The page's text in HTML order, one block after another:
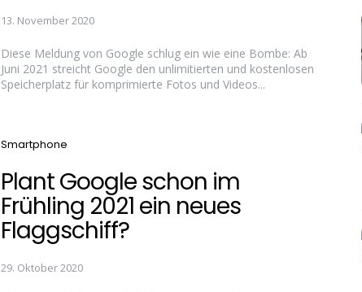
13. November 2020
Diese Meldung von Google schlug ein wie eine Bombe: Ab
Juni 2021 streicht Google den unlimitierten und kostenlosen
Speicherplatz für komprimierte Fotos und Videos...
Categories
Smartphone
Plant Google schon im
Frühling 2021 ein neues
Flaggschiff?
29. Oktober 2020